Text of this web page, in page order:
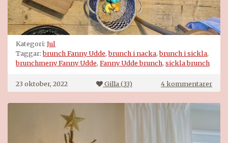
Kategori: Jul
Taggar:brunch Fanny Udde,brunch i nacka,brunch i sickla,
brunchmeny Fanny Udde, Fanny Udde brunch, sickla brunch
23 oktober, 2022 Gilla (33) 4 kommentarertill
på